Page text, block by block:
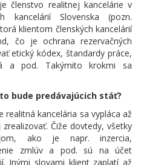
členstvo realitnej kancelárie v
kancelárií Slovenska (pozn.
klientom členských kancelárií
čo je ochrana rezervačných
etický kódex, štandardy práce,
a pod. Takýmito krokmi sa
bude predávajúcich stáť?
kancelária sa vypláca až
Čiže dovtedy, všetky
ako je napr. inzercia,
zmlúv a pod. sú na účet
Inými slovami klient zaplatí až